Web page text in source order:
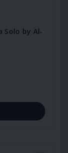
Solo by Al-